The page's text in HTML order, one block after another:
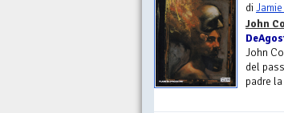
di
John
John
del
padre